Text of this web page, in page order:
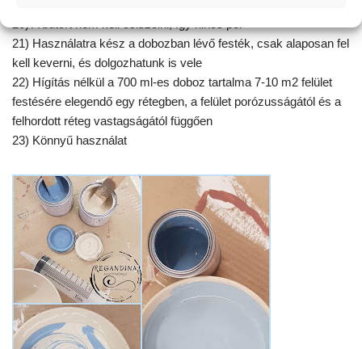
21) Használatra kész a dobozban lévő festék, csak alaposan fel
kell keverni, és dolgozhatunk is vele
22) Hígítás nélkül a 700 ml-es doboz tartalma 7-10 m2 felület
festésére elegendő egy rétegben, a felület porózusságától és a
felhordott réteg vastagságától függően
23) Könnyű használat